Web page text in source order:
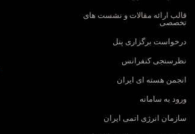
قالب ارائه مقالات و نشست های
تخصصی
درخواست برگزاری پنل
نظرسنجی کنفرانس
انجمن هسته ای ایران
ورود به سامانه
سازمان انرژی اتمی ایران